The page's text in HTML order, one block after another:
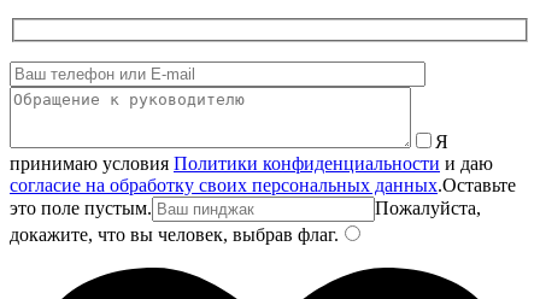
Я
принимаю условия Политики конфиденциальности и даю
согласие на обработку своих персональных данных.Оставьте
это поле пустым.
Пожалуйста,
докажите, что вы человек, выбрав флаг.